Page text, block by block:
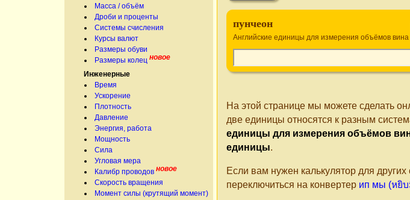
Масса / объём
Дроби и проценты
Системы счисления
Курсы валют
Размеры обуви
Размеры колец новое
Инженерные
Время
Ускорение
Плотность
Давление
Энергия, работа
Мощность
Сила
Угловая мера
Калибр проводов новое
Скорость вращения
Момент силы (крутящий момент)
пунчеон
Английские единицы для измерения объёмов вина
На этой странице мы можете сделать
две единицы относятся к разным
единицы для измерения объёмов
единицы.
Если вам нужен калькулятор для
переключиться на конвертер ип мы (หยิ